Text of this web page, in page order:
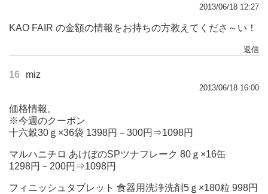
2013/06/18 12:27
KAO FAIR の金額の情報をお持ちの方教えてくださ～い！
返信
16 miz
2013/06/18 16:00
価格情報。
※今週のクーポン
十六穀30ｇ×36袋 1398円－300円⇒1098円
マルハニチロ あけぼのSPツナフレーク 80ｇ×16缶
1298円－200円⇒1098円
フィニッシュタブレット 食器用洗浄洗剤5ｇ×180粒 998円